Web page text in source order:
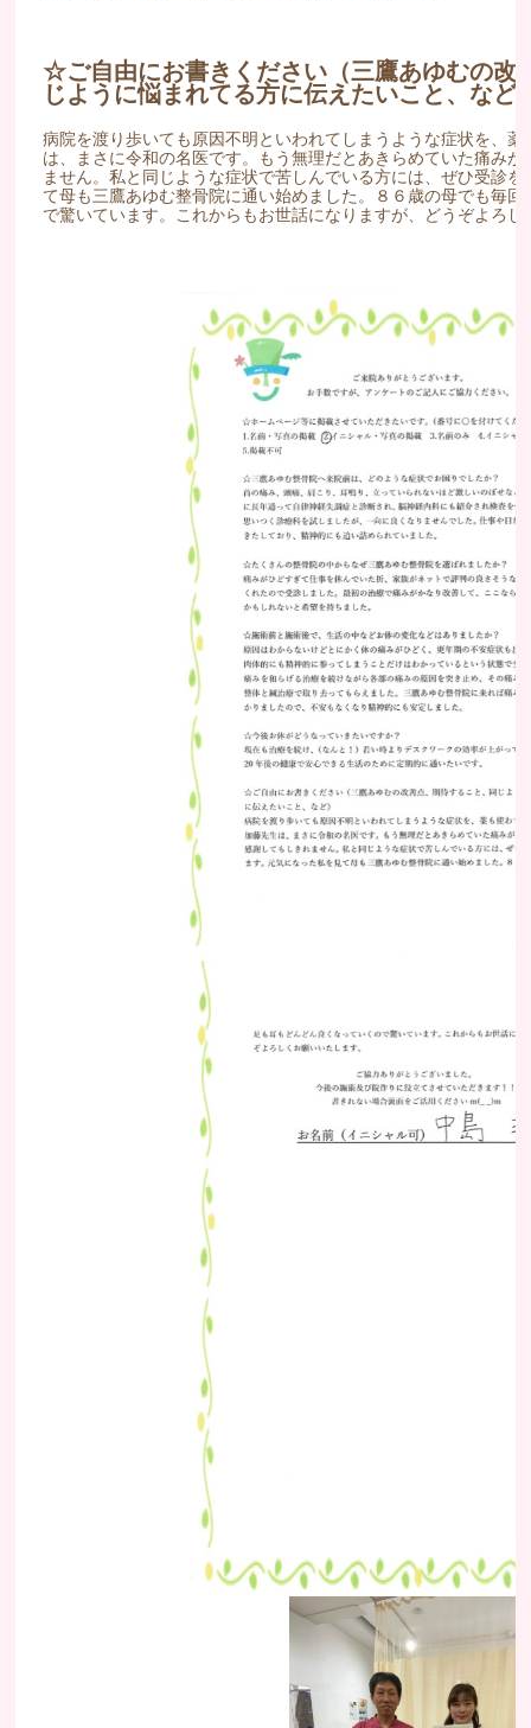
☆ご自由にお書きください（三鷹あゆむの改
じように悩まれてる方に伝えたいこと、など
病院を渡り歩いても原因不明といわれてしまうような症状を、
は、まさに令和の名医です。もう無理だとあきらめていた痛み
ません。私と同じような症状で苦しんでいる方には、ぜひ受診
て母も三鷹あゆむ整骨院に通い始めました。８６歳の母でも毎
で驚いています。これからもお世話になりますが、どうぞよろし